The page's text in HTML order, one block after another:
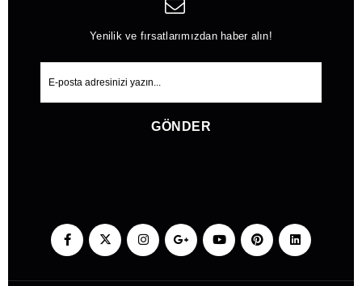
Yenilik ve fırsatlarımızdan haber alın!
GÖNDER